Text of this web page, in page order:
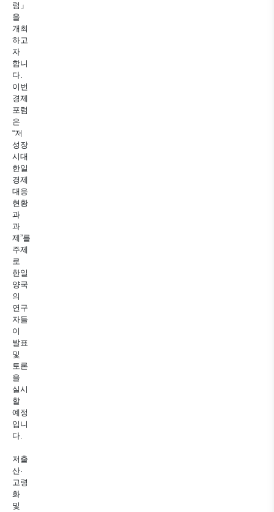
럼」
을
개최
하고
자
합니
다.
이번
경제
포럼
은
“저
성장
시대
한일
경제
대응
현황
과
과
제”를
주제
로
한일
양국
의
연구
자들
이
발표
및
토론
을
실시
할
예정
입니
다.
저출
산·
고령
화
및